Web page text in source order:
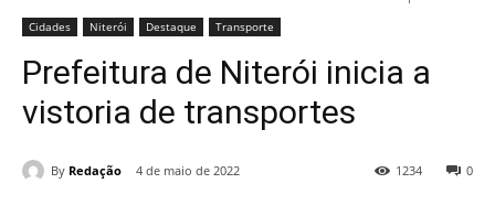
Cidades Niterói Destaque Transporte
Prefeitura de Niterói inicia a
vistoria de transportes
By Redação 4 de maio de 2022 0
1234